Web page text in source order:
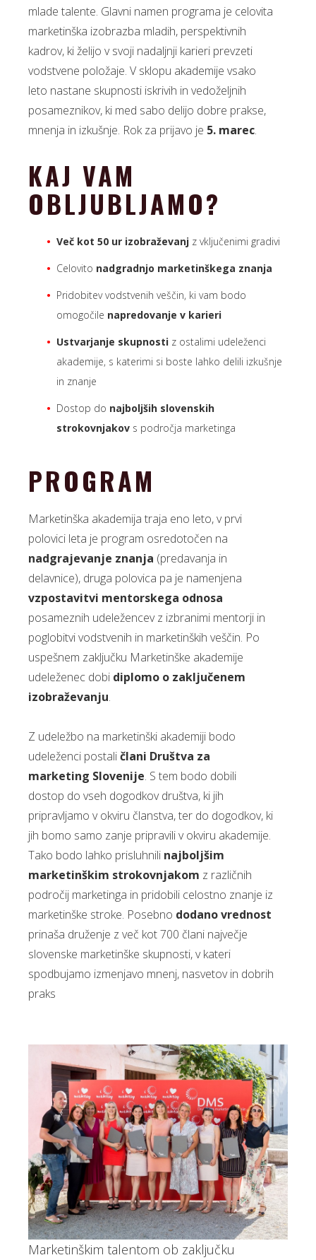
mlade talente. Glavni namen programa je celovita
marketinška izobrazba mladih, perspektivnih
kadrov, ki želijo v svoji nadaljnji karieri prevzeti
vodstvene položaje. V sklopu akademije vsako
leto nastane skupnosti iskrivih in vedoželjnih
posameznikov, ki med sabo delijo dobre prakse,
mnenja in izkušnje. Rok za prijavo je 5. marec.
KAJ VAM
OBLJUBLJAMO?
Več kot 50 ur izobraževanj z vključenimi gradivi
Celovito nadgradnjo marketinškega znanja
Pridobitev vodstvenih veščin, ki vam bodo
omogočile napredovanje v karieri
Ustvarjanje skupnosti z ostalimi udeleženci
akademije, s katerimi si boste lahko delili izkušnje
in znanje
Dostop do najboljših slovenskih
strokovnjakov s področja marketinga
PROGRAM
Marketinška akademija traja eno leto, v prvi
polovici leta je program osredotočen na
nadgrajevanje znanja (predavanja in
delavnice), druga polovica pa je namenjena
vzpostavitvi mentorskega odnosa
posameznih udeležencev z izbranimi mentorji in
poglobitvi vodstvenih in marketinških veščin. Po
uspešnem zaključku Marketinške akademije
udeleženec dobi diplomo o zaključenem
izobraževanju.
Z udeležbo na marketinški akademiji bodo
udeleženci postaličlani Društva za
marketing Slovenije. S tem bodo dobili
dostop do vseh dogodkov društva, ki jih
pripravljamo v okviru članstva, ter do dogodkov, ki
jih bomo samo zanje pripravili v okviru akademije.
Tako bodo lahko prisluhnili najboljšim
marketinškim strokovnjakom z različnih
področij marketinga in pridobili celostno znanje iz
marketinške stroke. Posebno dodano vrednost
prinaša druženje z več kot 700 člani največje
slovenske marketinške skupnosti, v kateri
spodbujamo izmenjavo mnenj, nasvetov in dobrih
praks
Marketinškim talentom ob zaključku